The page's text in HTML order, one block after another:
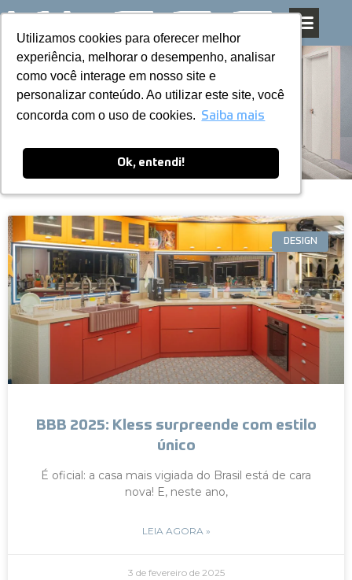
Utilizamos cookies para oferecer melhor
experiência, melhorar o desempenho, analisar
como você interage em nosso site e
personalizar conteúdo. Ao utilizar este site, você
concorda com o uso de cookies. Saiba mais
Ok, entendi!
Utilizamos cookies para oferecer melhor
experiência, melhorar o desempenho, analisar
como você interage em nosso site e
personalizar conteúdo. Ao utilizar este site, você
concorda com o uso de cookies. Saiba mais
Ok, entendi!
Pular
para
o
conteúdo
Blog
DESIGN
BBB 2025: Kless surpreende com estilo
único
É oficial: a casa mais vigiada do Brasil está de cara
nova! E, neste ano,
LEIA AGORA »
3 de fevereiro de 2025